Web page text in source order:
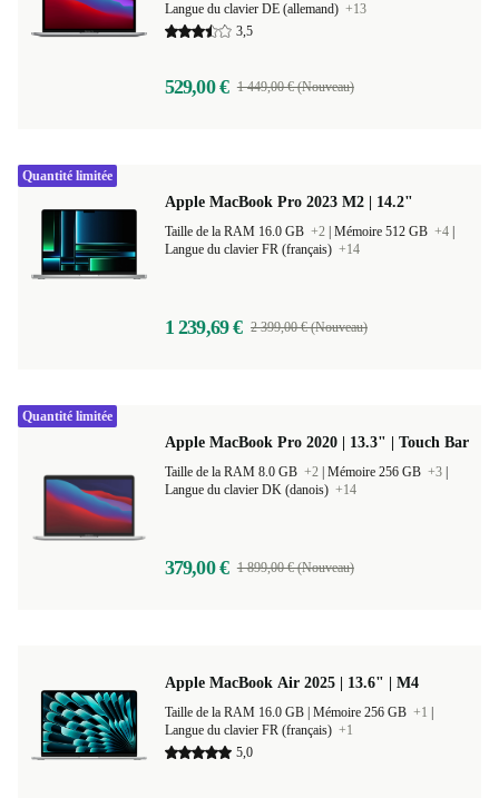
Langue du clavier DE (allemand) +13
3,5
529,00 € 1 449,00 € (Nouveau)
Apple MacBook Pro 2023 M2 | 14.2"
Taille de la RAM 16.0 GB +2 Mémoire 512 GB +4
Langue du clavier FR (français) +14
1 239,69 € 2 399,00 € (Nouveau)
Quantité limitée
Apple MacBook Pro 2020 | 13.3" | Touch Bar
Taille de la RAM 8.0 GB +2 Mémoire 256 GB +3
Langue du clavier DK (danois) +14
379,00 € 1 899,00 € (Nouveau)
Quantité limitée
Apple MacBook Air 2025 | 13.6" | M4
Mémoire 256 GB +1
Langue du clavier FR (français) +1
5,0